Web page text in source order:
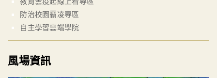
防治校園霸凌專區
自主學習雲端學院
風場資訊